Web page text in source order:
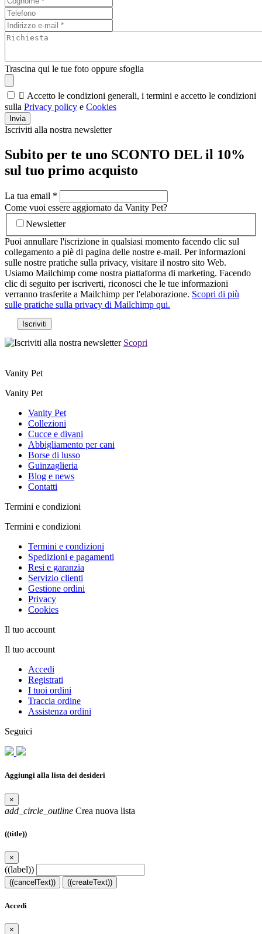
Trascina qui le tue foto oppure sfoglia
 Accetto le condizioni generali, i termini e accetto le condizioni
sulla Privacy policy e Cookies
Invia
Iscriviti alla nostra newsletter
Subito per te uno SCONTO DEL il 10%
sul tuo primo acquisto
La tua email *
Come vuoi essere aggiornato da Vanity Pet?
Newsletter
Puoi annullare l'iscrizione in qualsiasi momento facendo clic sul
collegamento a piè di pagina delle nostre e-mail. Per informazioni
sulle nostre pratiche sulla privacy, visitare il nostro sito Web.
Usiamo Mailchimp come nostra piattaforma di marketing. Facendo
clic di seguito per iscriverti, riconosci che le tue informazioni
verranno trasferite a Mailchimp per l'elaborazione. Scopri di più
sulle pratiche sulla privacy di Mailchimp qui.
Scopri
Vanity Pet
Vanity Pet
Vanity Pet
Collezioni
Cucce e divani
Abbigliamento per cani
Borse di lusso
Guinzaglieria
Blog e news
Contatti
Termini e condizioni
Termini e condizioni
Termini e condizioni
Spedizioni e pagamenti
Resi e garanzia
Servizio clienti
Gestione ordini
Privacy
Cookies
Il tuo account
Il tuo account
Accedi
Registrati
I tuoi ordini
Traccia ordine
Assistenza ordini
Seguici
Aggiungi alla lista dei desideri
×
add_circle_outline Crea nuova lista
((title))
×
((label))
((cancelText)) ((createText))
Accedi
×